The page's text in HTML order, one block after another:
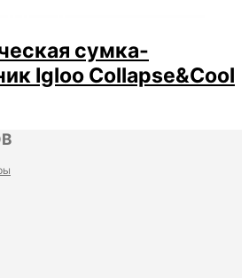
сумка-
Igloo Collapse&Cool